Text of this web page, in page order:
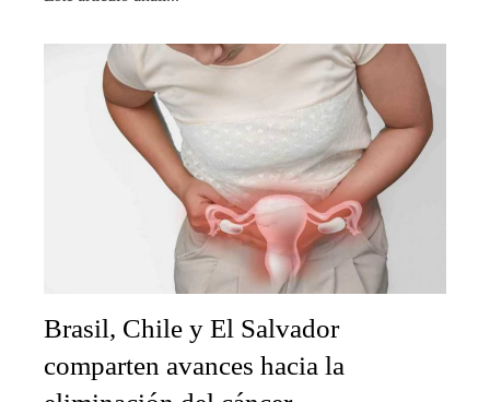
Brasil, Chile y El Salvador
comparten avances hacia la